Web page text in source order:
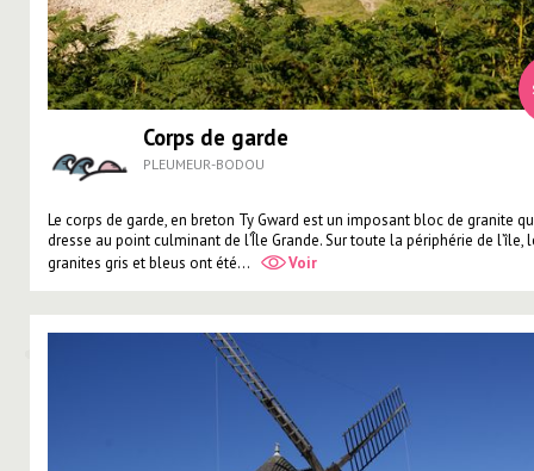
Corps de garde
PLEUMEUR-BODOU
Le corps de garde, en breton Ty Gward est un imposant bloc de granite
dresse au point culminant de l’Île Grande. Sur toute la périphérie de l’île,
granites gris et bleus ont été...
Voir